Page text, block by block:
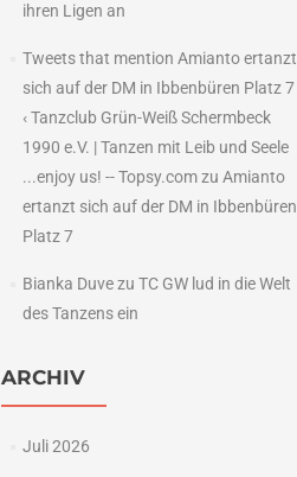
ihren Ligen an
Tweets that mention Amianto ertanzt
sich auf der DM in Ibbenbüren Platz 7
‹ Tanzclub Grün-Weiß Schermbeck
1990 e.V. | Tanzen mit Leib und Seele
...enjoy us! -- Topsy.comzu Amianto
ertanzt sich auf der DM in Ibbenbüren
Platz 7
Bianka Duvezu TC GW lud in die Welt
des Tanzens ein
ARCHIV
Juli 2026